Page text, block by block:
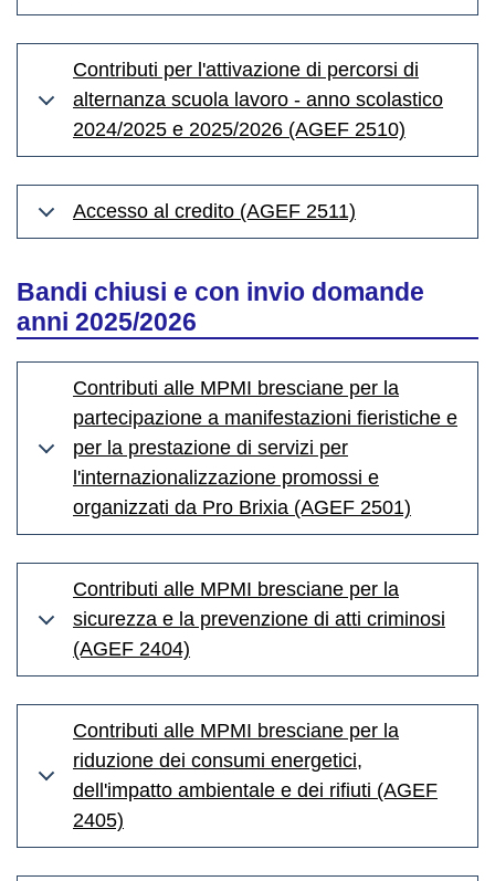
Contributi per l'attivazione di percorsi di
alternanza scuola lavoro - anno scolastico
2024/2025 e 2025/2026 (AGEF 2510)
Accesso al credito (AGEF 2511)
Bandi chiusi e con invio domande
anni 2025/2026
Contributi alle MPMI bresciane per la
partecipazione a manifestazioni fieristiche e
per la prestazione di servizi per
l'internazionalizzazione promossi e
organizzati da Pro Brixia (AGEF 2501)
Contributi alle MPMI bresciane per la
sicurezza e la prevenzione di atti criminosi
(AGEF 2404)
Contributi alle MPMI bresciane per la
riduzione dei consumi energetici,
dell'impatto ambientale e dei rifiuti (AGEF
2405)